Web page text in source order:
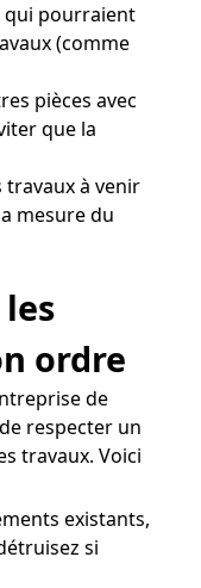
qui pourraient
(comme
pièces avec
que la
travaux à venir
mesure du
ordre
de
respecter un
travaux. Voici
existants,
si